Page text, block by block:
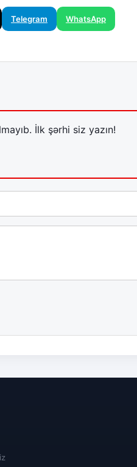
Telegram WhatsApp
İlk şərhi siz yazın!